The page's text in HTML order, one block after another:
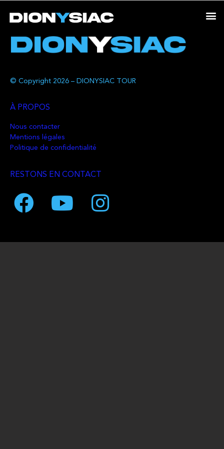
© Copyright 2026 – DIONYSIAC TOUR
À PROPOS
Nous contacter
Mentions légales
Politique de confidentialité
RESTONS EN CONTACT